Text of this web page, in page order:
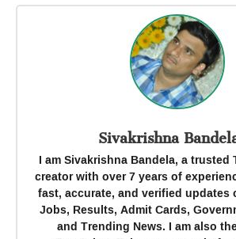
Sivakrishna
I am Sivakrishna Bandela, a
creator with over 7 years of
fast, accurate, and verified updates
Jobs, Results, Admit Cards,
and Trending News. I am also